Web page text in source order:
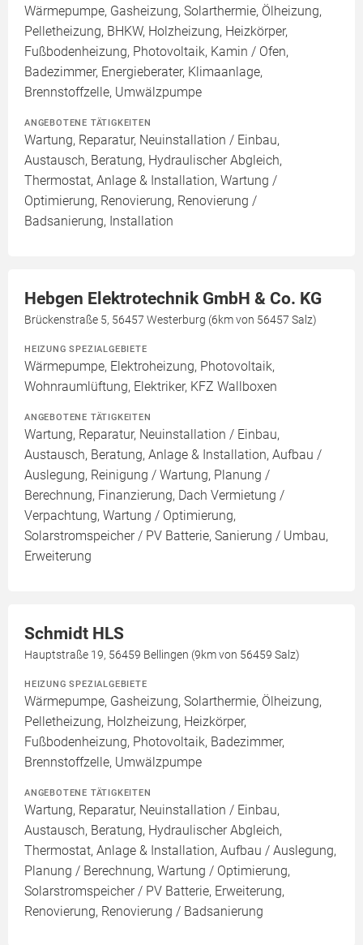
Wärmepumpe, Gasheizung, Solarthermie, Ölheizung,
Pelletheizung, BHKW, Holzheizung, Heizkörper,
Fußbodenheizung, Photovoltaik, Kamin / Ofen,
Badezimmer, Energieberater, Klimaanlage,
Brennstoffzelle, Umwälzpumpe
ANGEBOTENE TÄTIGKEITEN
Wartung, Reparatur, Neuinstallation / Einbau,
Austausch, Beratung, Hydraulischer Abgleich,
Thermostat, Anlage & Installation, Wartung /
Optimierung, Renovierung, Renovierung /
Badsanierung, Installation
Hebgen Elektrotechnik GmbH & Co. KG
Brückenstraße 5, 56457 Westerburg (6km von 56457 Salz)
HEIZUNG SPEZIALGEBIETE
Wärmepumpe, Elektroheizung, Photovoltaik,
Wohnraumlüftung, Elektriker, KFZ Wallboxen
ANGEBOTENE TÄTIGKEITEN
Wartung, Reparatur, Neuinstallation / Einbau,
Austausch, Beratung, Anlage & Installation, Aufbau /
Auslegung, Reinigung / Wartung, Planung /
Berechnung, Finanzierung, Dach Vermietung /
Verpachtung, Wartung / Optimierung,
Solarstromspeicher / PV Batterie, Sanierung / Umbau,
Erweiterung
Schmidt HLS
Hauptstraße 19, 56459 Bellingen (9km von 56459 Salz)
HEIZUNG SPEZIALGEBIETE
Wärmepumpe, Gasheizung, Solarthermie, Ölheizung,
Pelletheizung, Holzheizung, Heizkörper,
Fußbodenheizung, Photovoltaik, Badezimmer,
Brennstoffzelle, Umwälzpumpe
ANGEBOTENE TÄTIGKEITEN
Wartung, Reparatur, Neuinstallation / Einbau,
Austausch, Beratung, Hydraulischer Abgleich,
Thermostat, Anlage & Installation, Aufbau / Auslegung,
Planung / Berechnung, Wartung / Optimierung,
Solarstromspeicher / PV Batterie, Erweiterung,
Renovierung, Renovierung / Badsanierung